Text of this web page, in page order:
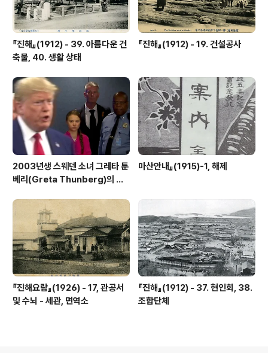
『진해』(1912) - 39. 아름다운 건
축물, 40. 생활 상태
『진해』(1912) - 19. 건설공사
2003년생 스웨덴 소녀 그레타 툰
베리(Greta Thunberg)의 외
마산안내』(1915)-1, 해제
『진해요람』(1926) - 17, 관공서
및 수뇌 - 세관, 면역소
『진해』(1912) - 37. 현인회, 38.
조합단체